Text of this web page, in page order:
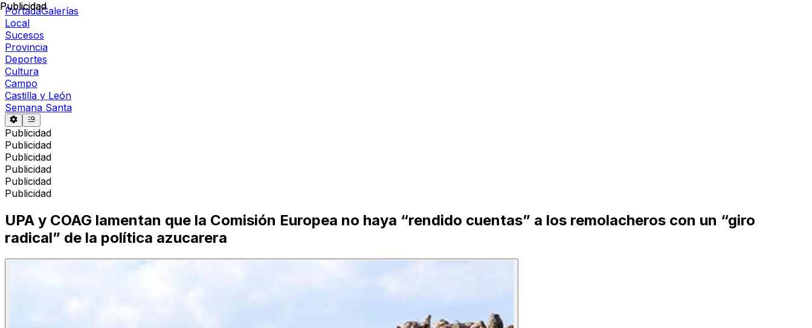
PortadaGalerías
Local
Sucesos
Provincia
Deportes
Cultura
Campo
Castilla y León
Semana Santa
Publicidad
Publicidad
Publicidad
Publicidad
Publicidad
Publicidad
Publicidad
UPA y COAG lamentan que la Comisión Europea no haya “rendido cuentas” a los remolacheros con un “giro
radical” de la política azucarera
Publicidad